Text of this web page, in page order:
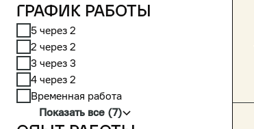
График работы
5 через 2
2 через 2
3 через 3
4 через 2
Временная работа
Показать все (7)